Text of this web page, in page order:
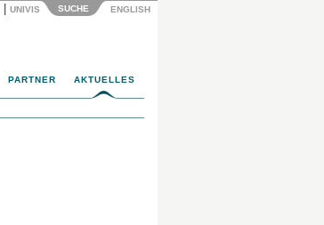
UNIVIS SUCHE ENGLISH
PARTNER AKTUELLES